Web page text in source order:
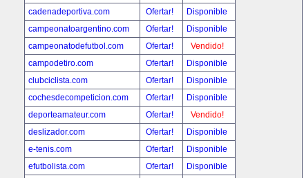
cadenadeportiva.com
Ofertar!
Disponible
campeonatoargentino.com
Ofertar!
Disponible
campeonatodefutbol.com
Ofertar!
Vendido!
campodetiro.com
Ofertar!
Disponible
clubciclista.com
Ofertar!
Disponible
cochesdecompeticion.com
Ofertar!
Disponible
deporteamateur.com
Ofertar!
Vendido!
deslizador.com
Ofertar!
Disponible
e-tenis.com
Ofertar!
Disponible
efutbolista.com
Ofertar!
Disponible